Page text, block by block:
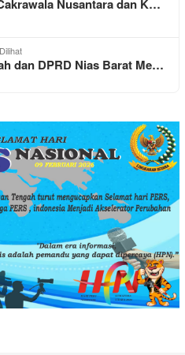
Nusantara dan K…
dan DPRD Nias Barat Me…